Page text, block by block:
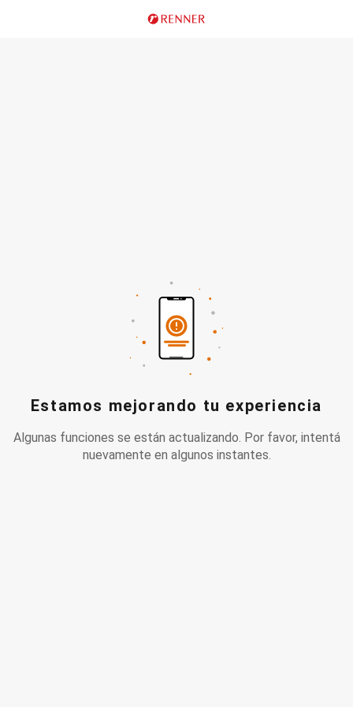
Estamos mejorando tu experiencia
Algunas funciones se están actualizando. Por favor, intentá
nuevamente en algunos instantes.